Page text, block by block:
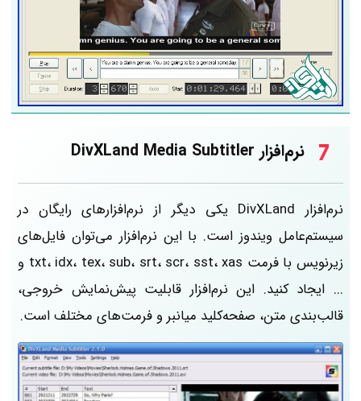
نرم‌افزار DivXLand Media Subtitler
نرم‌افزار DivXLand یکی دیگر از نرم‌افزارهای رایگان در
سیستم‌عامل ویندوز است. با این نرم‌افزار می‌توان فایل‌های
زیرنویس با فرمت txt، idx، tex، sub، srt، scr، sst، xas و
... ایجاد کنید. این نرم‌افزار قابلیت پیش‌نمایش خروجی،
قالب‌بندی متن، صفحه‌کلید میانبر و فرمت‌های مختلف است.